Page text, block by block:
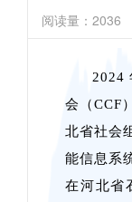
阅读量： 2036
2024
会（CCF
北省社会
能信息系
在河北省